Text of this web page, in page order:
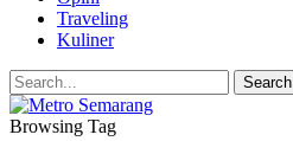
Traveling
Kuliner
Browsing Tag